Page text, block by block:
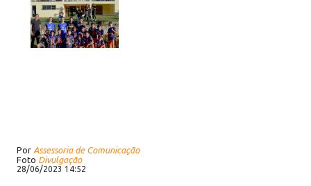
Por Assessoria de Comunicação
Foto Divulgação
28/06/2023 14:52